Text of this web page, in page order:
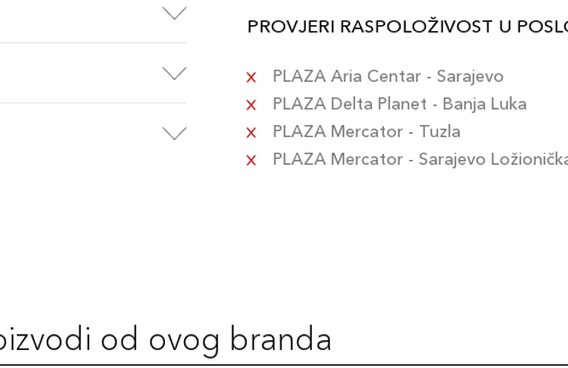
PROVJERI RASPOLOŽIVOST U
PLAZA Aria Centar - Sarajevo
PLAZA Delta Planet - Banja Luka
PLAZA Mercator - Tuzla
PLAZA Mercator - Sarajevo
od ovog branda